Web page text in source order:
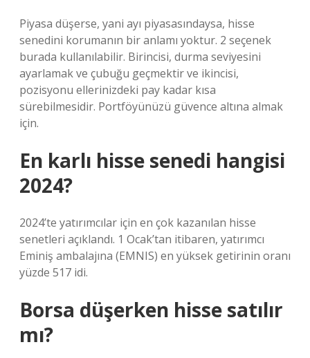
Piyasa düşerse, yani ayı piyasasındaysa, hisse
senedini korumanın bir anlamı yoktur. 2 seçenek
burada kullanılabilir. Birincisi, durma seviyesini
ayarlamak ve çubuğu geçmektir ve ikincisi,
pozisyonu ellerinizdeki pay kadar kısa
sürebilmesidir. Portföyünüzü güvence altına almak
için.
En karlı hisse senedi hangisi
2024?
2024’te yatırımcılar için en çok kazanılan hisse
senetleri açıklandı. 1 Ocak’tan itibaren, yatırımcı
Eminiş ambalajına (EMNIS) en yüksek getirinin oranı
yüzde 517 idi.
Borsa düşerken hisse satılır
mı?